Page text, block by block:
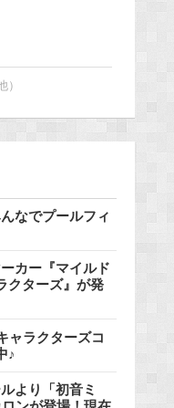
）
なでプールフィ
カー『マイルド
クターズ』が発
ャラクターズコ
♪
より「初音ミ